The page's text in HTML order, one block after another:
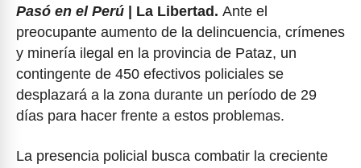
Pasó en el Perú | La Libertad. Ante el
preocupante aumento de la delincuencia, crímenes
y minería ilegal en la provincia de Pataz, un
contingente de 450 efectivos policiales se
desplazará a la zona durante un período de 29
días para hacer frente a estos problemas.
La presencia policial busca combatir la creciente